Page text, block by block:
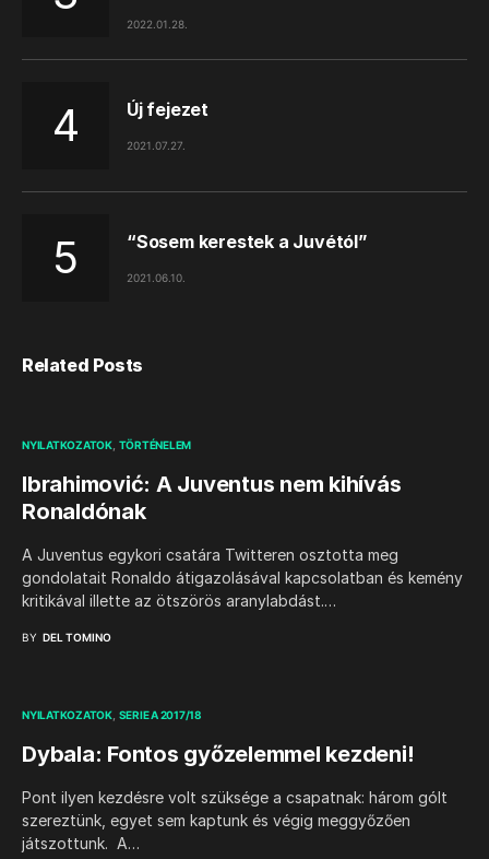
2022.01.28.
Új fejezet
2021.07.27.
“Sosem kerestek a Juvétól”
2021.06.10.
Related Posts
NYILATKOZATOK TÖRTÉNELEM
Ibrahimović: A Juventus nem kihívás
Ronaldónak
A Juventus egykori csatára Twitteren osztotta meg
gondolatait Ronaldo átigazolásával kapcsolatban és kemény
kritikával illette az ötszörös aranylabdást.…
BY DEL TOMINO
NYILATKOZATOK SERIE A 2017/18
Dybala: Fontos győzelemmel kezdeni!
Pont ilyen kezdésre volt szüksége a csapatnak: három gólt
szereztünk, egyet sem kaptunk és végig meggyőzően
játszottunk. A…